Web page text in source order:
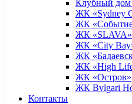
Клубный
ЖК «Sydney
ЖК
ЖК «SLAVA»
ЖК «City
ЖК
ЖК «High
ЖК «Остров»
ЖК Bvlgari
Контакты